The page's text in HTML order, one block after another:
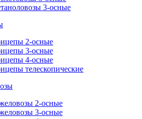
3-осные
2-осные
3-осные
4-осные
телескопические
2-осные
3-осные